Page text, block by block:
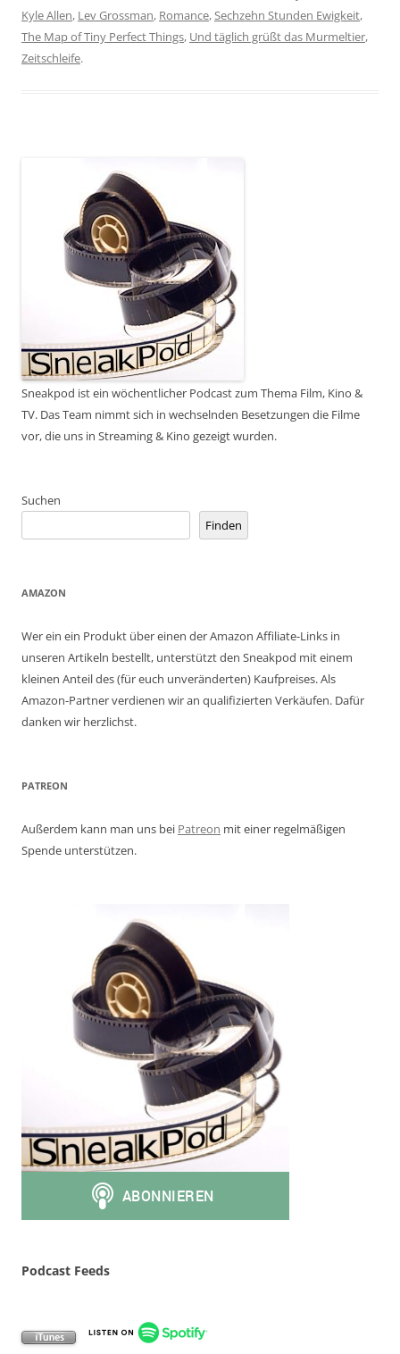
Kyle Allen, Lev Grossman, Romance,Sechzehn Stunden Ewigkeit,
The Map of Tiny Perfect Things, Und täglich grüßt das Murmeltier,
Zeitschleife.
Sneakpod ist ein wöchentlicher Podcast zum Thema Film, Kino &
TV. Das Team nimmt sich in wechselnden Besetzungen die Filme
vor, die uns in Streaming & Kino gezeigt wurden.
Suchen
Finden
AMAZON
Wer ein ein Produkt über einen der Amazon Affiliate-Links in
unseren Artikeln bestellt, unterstützt den Sneakpod mit einem
kleinen Anteil des (für euch unveränderten) Kaufpreises. Als
Amazon-Partner verdienen wir an qualifizierten Verkäufen. Dafür
danken wir herzlichst.
PATREON
Außerdem kann man uns bei Patreon mit einer regelmäßigen
Spende unterstützen.
Podcast Feeds